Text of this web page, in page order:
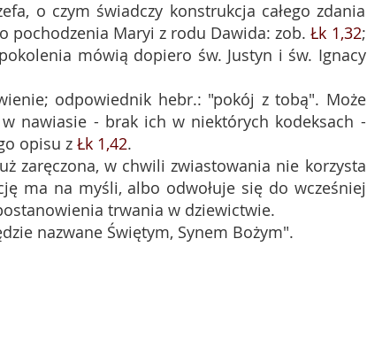
o czym świadczy konstrukcja całego zdania
pochodzenia Maryi z rodu Dawida: zob.Łk 1,32;
mówią dopiero św. Justyn i św. Ignacy
odpowiednik hebr.: "pokój z tobą". Może
w nawiasie - brak ich w niektórych kodeksach -
opisu z Łk 1,42.
zaręczona, w chwili zwiastowania nie korzysta
ma na myśli, albo odwołuje się do wcześniej
trwania w dziewictwie.
nazwane Świętym, Synem Bożym".